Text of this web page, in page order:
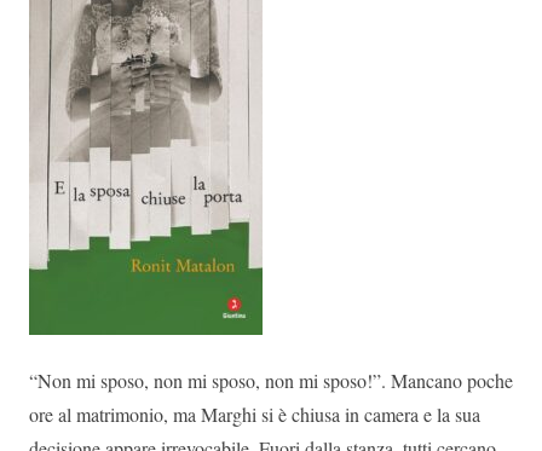
“Non mi sposo, non mi sposo, non mi sposo!”. Mancano poche
ore al matrimonio, ma Marghi si è chiusa in camera e la sua